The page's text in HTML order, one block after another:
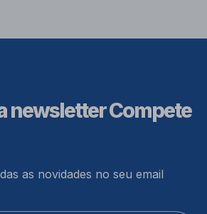
newsletter Compete
as novidades no seu email